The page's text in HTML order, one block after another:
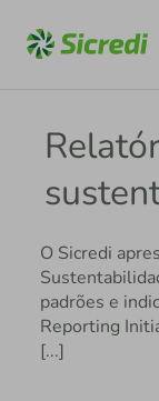
O Sicredi
padrões e
Reporting
[...]